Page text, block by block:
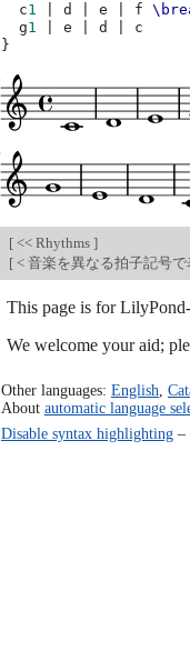
c1 d e f
g1 e d
c
}
[ << Rhythms ]
[ < 音楽を異なる拍子記号で
This page is for
We welcome your aid;
Other languages: English
About automatic language
Disable syntax highlighting–